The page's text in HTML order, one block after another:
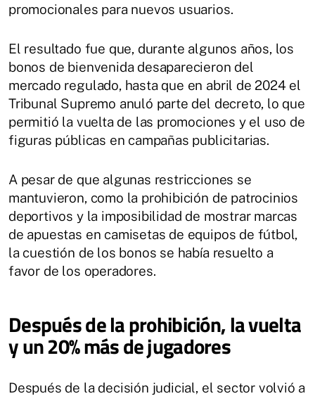
promocionales para nuevos usuarios.
El resultado fue que, durante algunos años, los
bonos de bienvenida desaparecieron del
mercado regulado, hasta que en abril de 2024 el
Tribunal Supremo anuló parte del decreto, lo que
permitió la vuelta de las promociones y el uso de
figuras públicas en campañas publicitarias.
A pesar de que algunas restricciones se
mantuvieron, como la prohibición de patrocinios
deportivos y la imposibilidad de mostrar marcas
de apuestas en camisetas de equipos de fútbol,
la cuestión de los bonos se había resuelto a
favor de los operadores.
Después de la prohibición, la vuelta
y un 20% más de jugadores
Después de la decisión judicial, el sector volvió a